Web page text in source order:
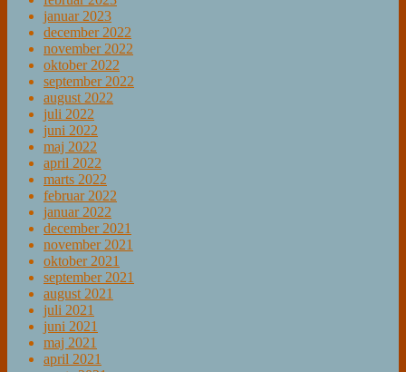
januar 2023
december 2022
november 2022
oktober 2022
september 2022
august 2022
juli 2022
juni 2022
maj 2022
april 2022
marts 2022
februar 2022
januar 2022
december 2021
november 2021
oktober 2021
september 2021
august 2021
juli 2021
juni 2021
maj 2021
april 2021